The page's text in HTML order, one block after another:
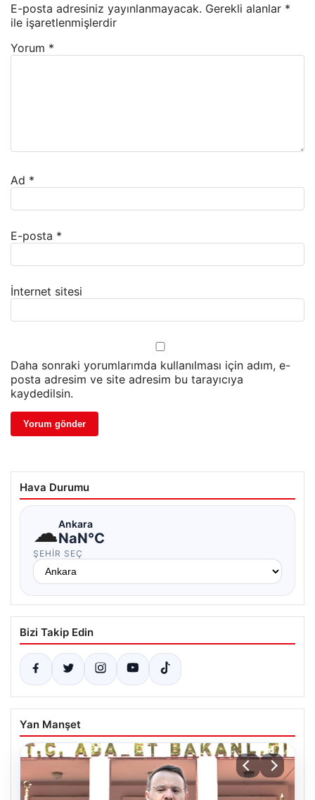
E-posta adresiniz yayınlanmayacak. Gerekli alanlar *
ile işaretlenmişlerdir
Yorum *
Ad *
E-posta *
İnternet sitesi
Daha sonraki yorumlarımda kullanılması için adım, e-
posta adresim ve site adresim bu tarayıcıya
kaydedilsin.
Hava Durumu
☁Ankara
NaN°C
ŞEHIR SEÇ
Bizi Takip Edin
Yan Manşet